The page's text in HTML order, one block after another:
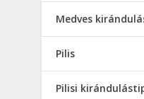
Medves
Pilis
Pilisi